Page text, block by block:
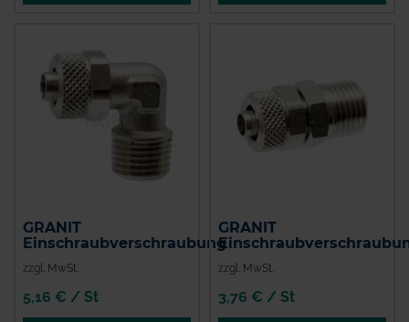
GRANIT
Einschraubverschraubung
zzgl. MwSt.
5,16 € / St
GRANIT
zzgl. MwSt.
3,76 € / St